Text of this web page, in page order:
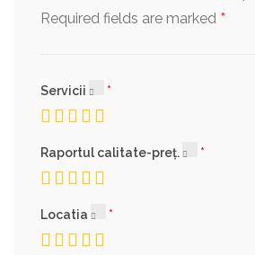
Required fields are marked *
Servicii
Raportul calitate-preț.
Locatia